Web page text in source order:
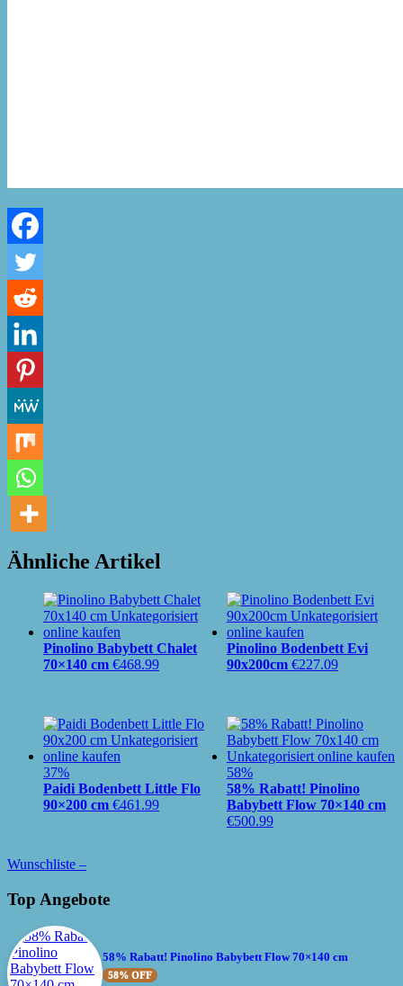
Ähnliche Artikel
Pinolino Babybett Chalet
70×140 cm €468.99
Pinolino Bodenbett Evi
90x200cm €227.09
37%
Paidi Bodenbett Little Flo
90×200 cm €461.99
58%
58% Rabatt! Pinolino
Babybett Flow 70×140 cm
€500.99
Wunschliste –
Top Angebote
58% Rabatt! Pinolino Babybett Flow 70×140 cm
58% OFF